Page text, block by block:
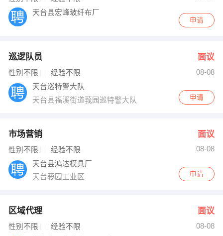
天台县宏峰玻纤布厂
申请
巡逻队员 面议
性别不限 经验不限
08-08
天台巡特警大队
天台县福溪街道莪园巡特警大队
申请
市场营销 面议
性别不限 经验不限
08-08
天台县鸿达模具厂
天台莪园工业区
申请
区域代理 面议
性别不限 经验不限
08-08